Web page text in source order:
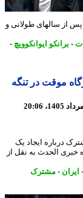
سالهای طولانی و
برانکو ایوانکوویچ-
موقت در تنگه
ایجاد یک
الحدث به نقل از
- مشترک